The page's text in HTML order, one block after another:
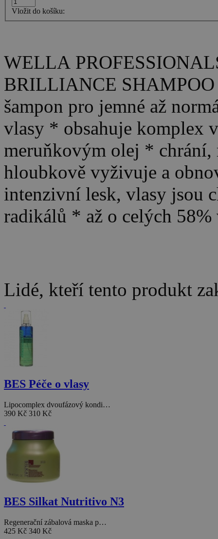
Vložit do košíku:
WELLA
BRILLIANCE
šampon pro jemné až
vlasy * obsahuje komplex
meruňkovým olej * chrání,
hloubkově vyživuje a
intenzivní lesk, vlasy jsou
radikálů * až o celých
Lidé, kteří tento produkt
BES Péče o vlasy
Lipocomplex dvoufázový kondi…
390 Kč 310 Kč
BES Silkat Nutritivo N3
Regenerační zábalová maska p…
425 Kč 340 Kč